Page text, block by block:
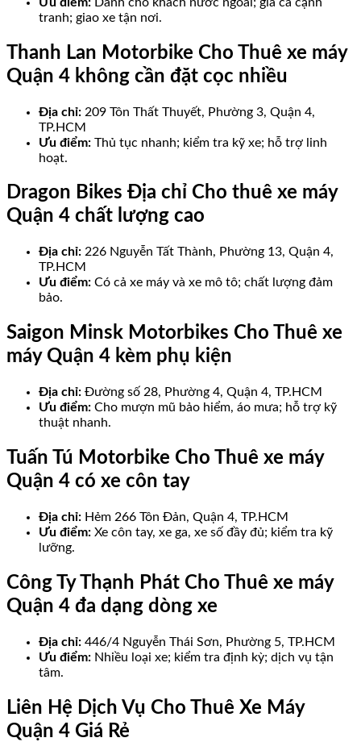
tranh; giao xe tận nơi.
Thanh Lan Motorbike Cho Thuê xe máy
Quận 4 không cần đặt cọc nhiều
Địa chỉ: 209 Tôn Thất Thuyết, Phường 3, Quận 4,
TP.HCM
Ưu điểm: Thủ tục nhanh; kiểm tra kỹ xe; hỗ trợ linh
hoạt.
Dragon Bikes Địa chỉ Cho thuê xe máy
Quận 4 chất lượng cao
Địa chỉ: 226 Nguyễn Tất Thành, Phường 13, Quận 4,
TP.HCM
Ưu điểm: Có cả xe máy và xe mô tô; chất lượng đảm
bảo.
Saigon Minsk Motorbikes Cho Thuê xe
máy Quận 4 kèm phụ kiện
Địa chỉ: Đường số 28, Phường 4, Quận 4, TP.HCM
Ưu điểm: Cho mượn mũ bảo hiểm, áo mưa; hỗ trợ kỹ
thuật nhanh.
Tuấn Tú Motorbike Cho Thuê xe máy
Quận 4 có xe côn tay
Địa chỉ: Hẻm 266 Tôn Đản, Quận 4, TP.HCM
Ưu điểm: Xe côn tay, xe ga, xe số đầy đủ; kiểm tra kỹ
lưỡng.
Công Ty Thạnh Phát Cho Thuê xe máy
Quận 4 đa dạng dòng xe
Địa chỉ: 446/4 Nguyễn Thái Sơn, Phường 5, TP.HCM
Ưu điểm: Nhiều loại xe; kiểm tra định kỳ; dịch vụ tận
tâm.
Liên Hệ Dịch Vụ Cho Thuê Xe Máy
Quận 4 Giá Rẻ